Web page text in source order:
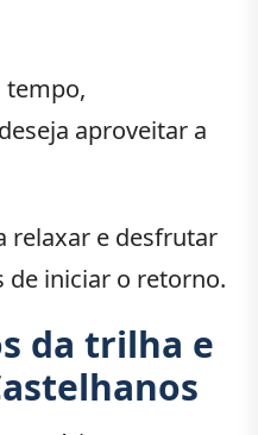
tempo,
aproveitar a
relaxar e desfrutar
de iniciar o retorno.
da trilha e